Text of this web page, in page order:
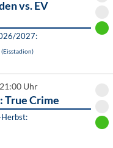
vs. EV
2027:
Uhr
Crime